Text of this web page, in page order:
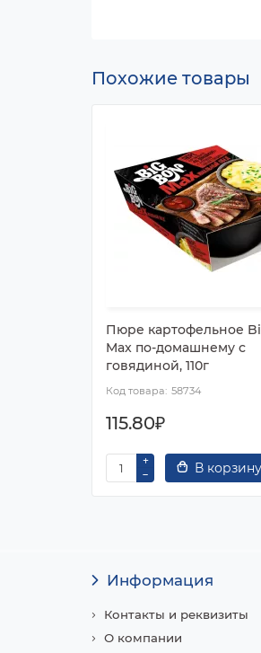
Похожие товары
Пюре картофельное
Max по-домашнему с
говядиной, 110г
58734
115.80₽
В корзину
Информация
Контакты и реквизиты
О компании